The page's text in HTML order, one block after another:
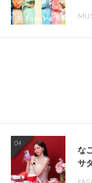
04
な
サ